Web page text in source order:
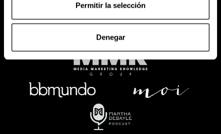
Permitir la selección
Denegar